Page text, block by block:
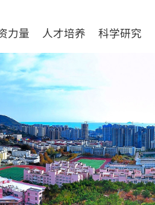
力量 人才培养 科学研究